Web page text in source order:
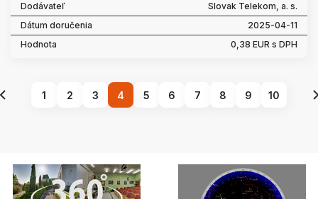
Slovak Telekom, a. s.
2025-04-11
0,38 EUR s DPH
1 2 3 4 5 6 7 8 9 10